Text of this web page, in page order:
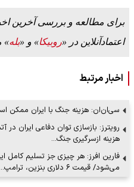
برای مطالعه و بررسی آخرین
اعتمادآنلاین در «روبیکا» و «بله»
اخبار مرتبط
سی‌ان‌ان: هزینه جنگ با ایران ممکن است به ۵۰ میلیارد
رویترز: بازسازی توان دفاعی ایران
هزینه ازسرگیری جنگ…
فارین افرز: هر چیزی جز تسلیم
می‌شود/ قیمت ۶ دلاری بنزین، ترامپ…